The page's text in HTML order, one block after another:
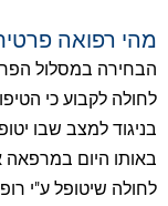
מהי רפואה
הבחירה במסלול
לחולה לקבוע כי
בניגוד למצב שבו
באותו היום
לחולה שיטופל ע"י